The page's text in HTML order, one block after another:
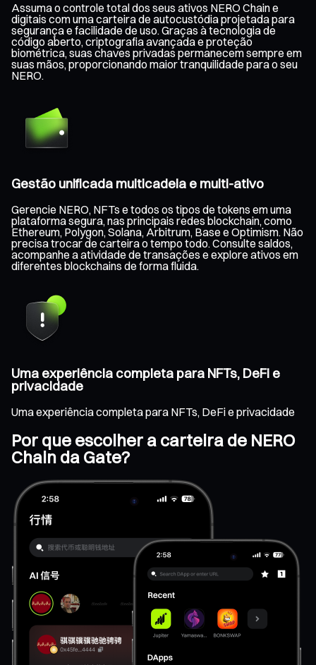
Assuma o controle total dos seus ativos NERO Chain e
digitais com uma carteira de autocustódia projetada para
segurança e facilidade de uso. Graças à tecnologia de
código aberto, criptografia avançada e proteção
biométrica, suas chaves privadas permanecem sempre em
suas mãos, proporcionando maior tranquilidade para o seu
NERO.
Gestão unificada multicadeia e multi-ativo
Gerencie NERO, NFTs e todos os tipos de tokens em uma
plataforma segura, nas principais redes blockchain, como
Ethereum, Polygon, Solana, Arbitrum, Base e Optimism. Não
precisa trocar de carteira o tempo todo. Consulte saldos,
acompanhe a atividade de transações e explore ativos em
diferentes blockchains de forma fluida.
Uma experiência completa para NFTs, DeFi e
privacidade
Uma experiência completa para NFTs, DeFi e privacidade
Por que escolher a carteira de NERO
Chain da Gate?